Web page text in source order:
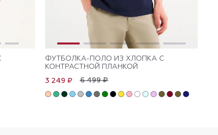
ФУТБОЛКА-ПОЛО ИЗ ХЛОПКА С
КОНТРАСТНОЙ ПЛАНКОЙ
6 499 ₽
3 249 ₽